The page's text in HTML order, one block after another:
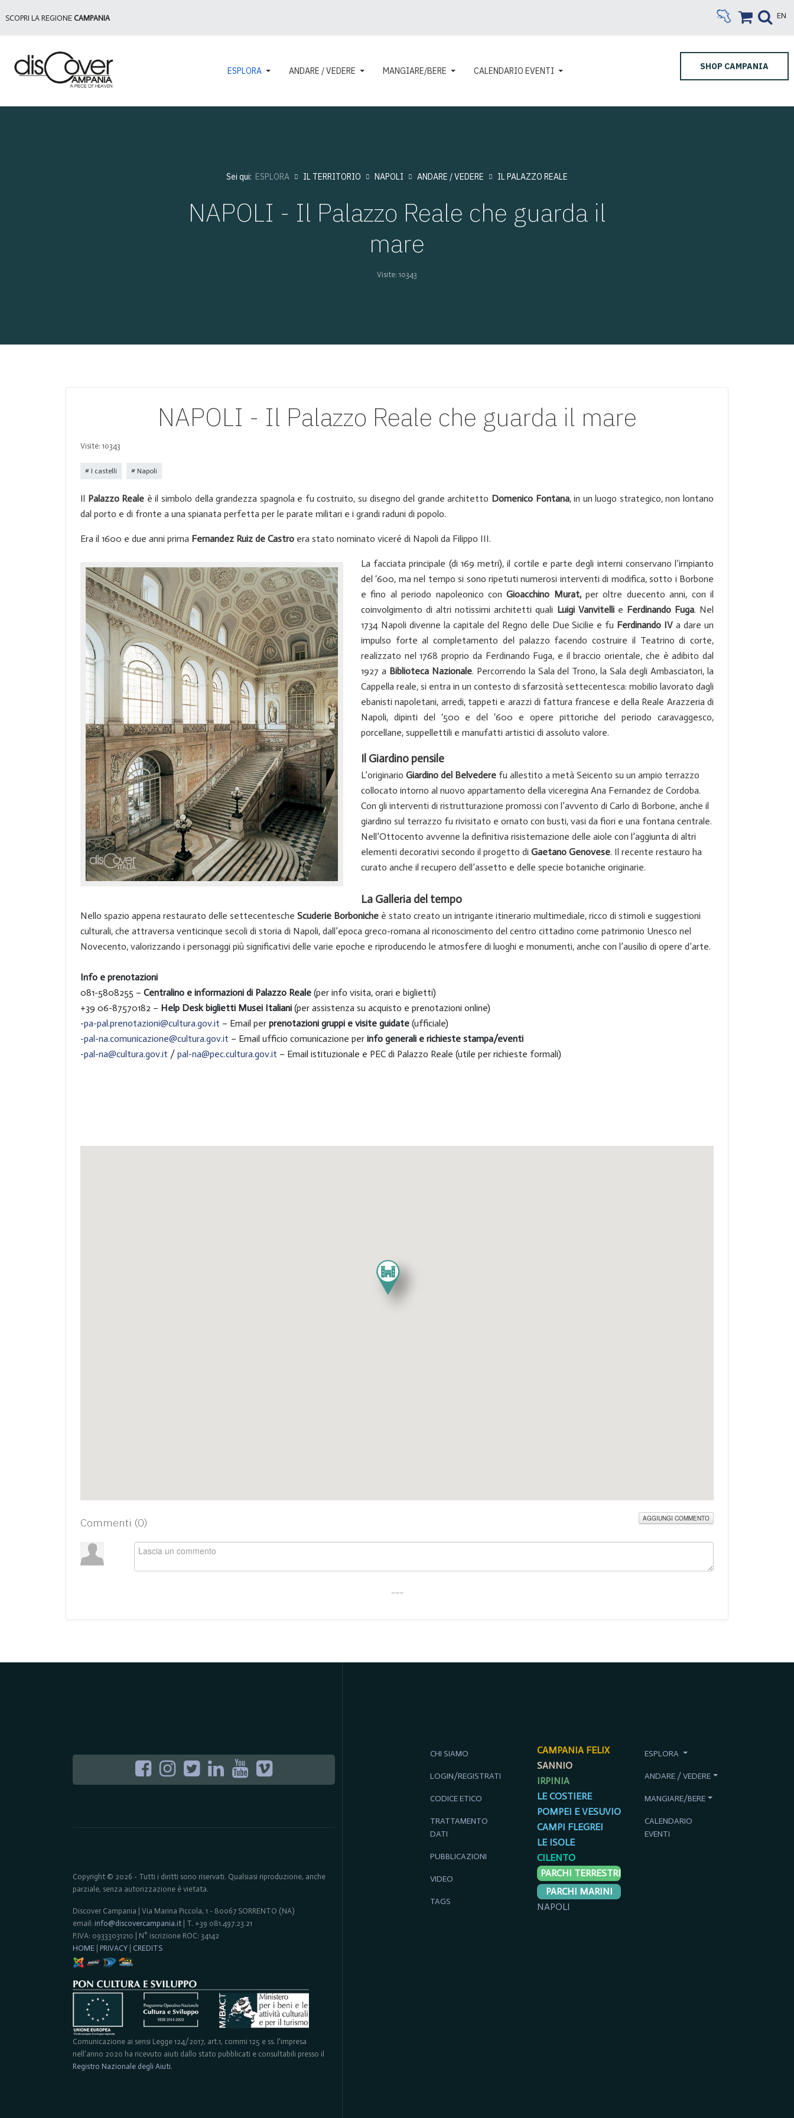
SCOPRI LA REGIONE CAMPANIA EN
ESPLORA ANDARE / VEDERE MANGIARE/BERE CALENDARIO EVENTI SHOP CAMPANIA
Sei qui: ESPLORA IL TERRITORIO NAPOLI ANDARE / VEDERE IL PALAZZO REALE
NAPOLI - Il Palazzo Reale che guarda il
mare
Visite: 10343
NAPOLI - Il Palazzo Reale che guarda il mare
Visite: 10343
I castelli Napoli
Il Palazzo Reale è il simbolo della grandezza spagnola e fu costruito, su disegno del grande architetto Domenico Fontana, in un luogo strategico, non lontano
dal porto e di fronte a una spianata perfetta per le parate militari e i grandi raduni di popolo.
Era il 1600 e due anni prima Fernandez Ruiz de Castro era stato nominato viceré di Napoli da Filippo III.
La facciata principale (di 169 metri), il cortile e parte degli interni conservano l’impianto
del ‘600, ma nel tempo si sono ripetuti numerosi interventi di modifica, sotto i Borbone
e fino al periodo napoleonico conGioacchino Murat,per oltre duecento anni, con il
coinvolgimento di altri notissimi architetti quali Luigi Vanvitellie Ferdinando Fuga. Nel
1734 Napoli divenne la capitale del Regno delle Due Sicilie e fu Ferdinando IVa dare un
impulso forte al completamento del palazzo facendo costruire il Teatrino di corte,
realizzato nel 1768 proprio da Ferdinando Fuga, e il braccio orientale, che è adibito dal
1927 a Biblioteca Nazionale. Percorrendo la Sala del Trono, la Sala degli Ambasciatori, la
Cappella reale, si entra in un contesto di sfarzosità settecentesca: mobilio lavorato dagli
ebanisti napoletani, arredi, tappeti e arazzi di fattura francese e della Reale Arazzeria di
Napoli, dipinti del ‘500 e del ‘600 e opere pittoriche del periodo caravaggesco,
porcellane, suppellettili e manufatti artistici di assoluto valore.
Il Giardino pensile
L’originario Giardino del Belvedere fu allestito a metà Seicento su un ampio terrazzo
collocato intorno al nuovo appartamento della viceregina Ana Fernandez de Cordoba.
Con gli interventi di ristrutturazione promossi con l’avvento di Carlo di Borbone, anche il
giardino sul terrazzo fu rivisitato e ornato con busti, vasi da fiori e una fontana centrale.
Nell’Ottocento avvenne la definitiva risistemazione delle aiole con l’aggiunta di altri
elementi decorativi secondo il progetto di Gaetano Genovese. Il recente restauro ha
curato anche il recupero dell’assetto e delle specie botaniche originarie.
La Galleria del tempo
Nello spazio appena restaurato delle settecentesche Scuderie Borboniche è stato creato un intrigante itinerario multimediale, ricco di stimoli e suggestioni
culturali, che attraversa venticinque secoli di storia di Napoli, dall’epoca greco-romana al riconoscimento del centro cittadino come patrimonio Unesco nel
Novecento, valorizzando i personaggi più significativi delle varie epoche e riproducendo le atmosfere di luoghi e monumenti, anche con l’ausilio di opere d’arte.
Info e prenotazioni
081-5808255 – Centralino e informazioni di Palazzo Reale (per info visita, orari e biglietti)
+39 06-87570182 – Help Desk biglietti Musei Italiani (per assistenza su acquisto e prenotazioni online)
-pa-pal.prenotazioni@cultura.gov.it – Email per prenotazioni gruppi e visite guidate (ufficiale)
-pal-na.comunicazione@cultura.gov.it – Email ufficio comunicazione per info generali e richieste stampa/eventi
-pal-na@cultura.gov.it / pal-na@pec.cultura.gov.it – Email istituzionale e PEC di Palazzo Reale (utile per richieste formali)
Commenti (0) AGGIUNGI COMMENTO
Copyright © 2026 - Tutti i diritti sono riservati. Qualsiasi riproduzione, anche
parziale, senza autorizzazione è vietata.
Discover Campania | Via Marina Piccola, 1 - 80067 SORRENTO (NA)
email: info@discovercampania.it | T. +39 081.497.23.21
P.IVA: 09333031210 | N° iscrizione ROC: 34142
HOME
PRIVACY CREDITS
Comunicazione ai sensi Legge 124/2017, art.1, commi 125 e ss. l'impresa
nell'anno 2020 ha ricevuto aiuti dallo stato pubblicati e consultabili presso il
Registro Nazionale degli Aiuti.
CHI SIAMO
LOGIN/REGISTRATI
CODICE ETICO
TRATTAMENTO
DATI
PUBBLICAZIONI
VIDEO
TAGS
CAMPANIA FELIX
SANNIO
IRPINIA
LE COSTIERE
POMPEI E VESUVIO
CAMPI FLEGREI
LE ISOLE
CILENTO
PARCHI TERRESTRI
PARCHI MARINI
NAPOLI
ESPLORA
ANDARE / VEDERE
MANGIARE/BERE
CALENDARIO
EVENTI